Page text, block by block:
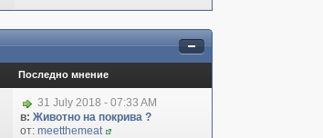
Последно мнение
31 July 2018 - 07:33 AM
в: Животно на покрива ?
от: meetthemeat